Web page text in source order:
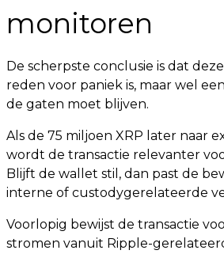
monitoren
De scherpste conclusie is dat
reden voor paniek is, maar wel
de gaten moet blijven.
Als de 75 miljoen XRP later naar
wordt de transactie relevanter
Blijft de wallet stil, dan past de
interne of custodygerelateerde
Voorlopig bewijst de transactie
stromen vanuit Ripple-